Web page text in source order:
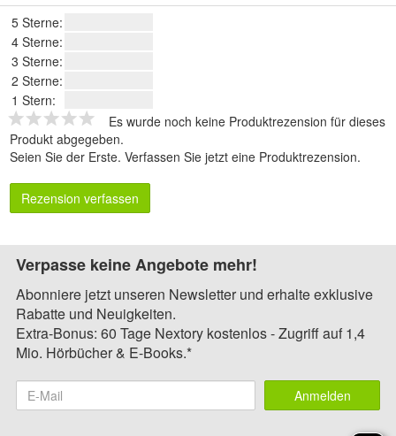
5 Sterne:
4 Sterne:
3 Sterne:
2 Sterne:
1 Stern:
Es wurde noch keine Produktrezension für dieses
Produkt abgegeben.
Seien Sie der Erste. Verfassen Sie jetzt eine Produktrezension.
Rezension verfassen
Verpasse keine Angebote mehr!
Abonniere jetzt unseren Newsletter und erhalte exklusive
Rabatte und Neuigkeiten.
Extra-Bonus: 60 Tage Nextory kostenlos - Zugriff auf 1,4
Mio. Hörbücher & E-Books.*
Anmelden